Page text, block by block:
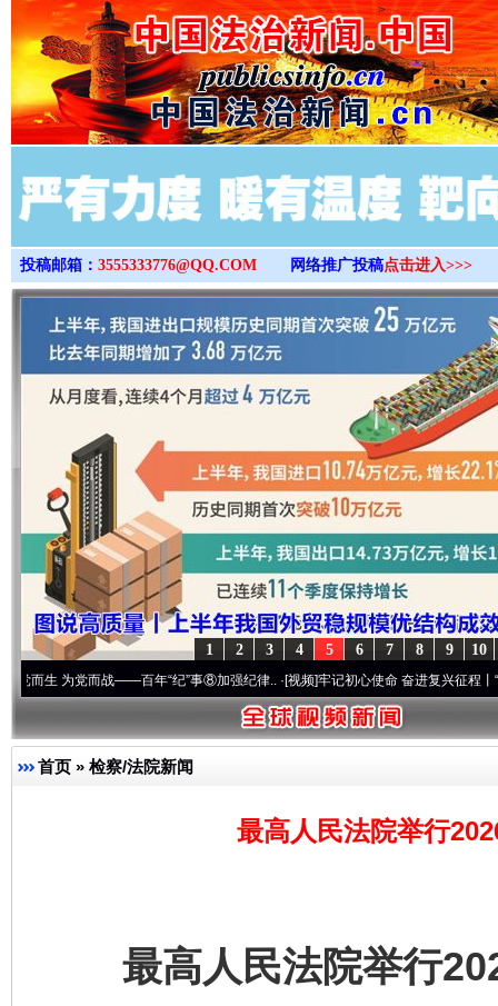
>
投稿邮箱： 3555333776@QQ.COM 网络推广投稿点击进入>>>
10
9
8
7
6
5
4
3
2
1
党而战——百年“纪”事⑧加强纪律..·[视频]牢记初心使命 奋进复兴征程丨“转折之城”
首页 » 检察/法院新闻
最高人民法院举行
最高人民法院举行